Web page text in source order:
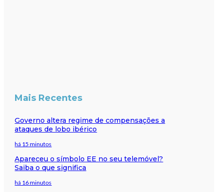
Mais Recentes
Governo altera regime de compensações a
ataques de lobo ibérico
há 15 minutos
Apareceu o símbolo EE no seu telemóvel?
Saiba o que significa
há 16 minutos